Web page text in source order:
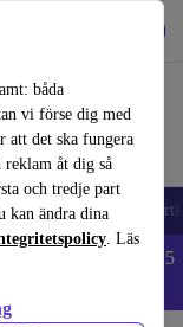
båda
vi förse dig med
att det ska fungera
reklam åt dig så
och tredje part
kan ändra dina
. Läs
Surfplattor
- Code: LAPTOP5